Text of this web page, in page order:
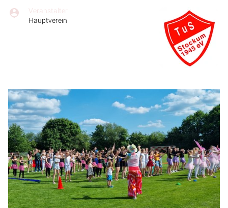
Veranstalter
Hauptverein